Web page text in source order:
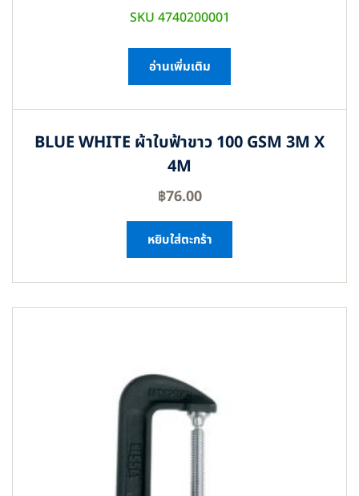
SKU 4740200001
อ่านเพิ่มเติม
BLUE WHITE ผ้าใบฟ้าขาว 100 GSM 3M X
4M
฿76.00
หยิบใส่ตะกร้า